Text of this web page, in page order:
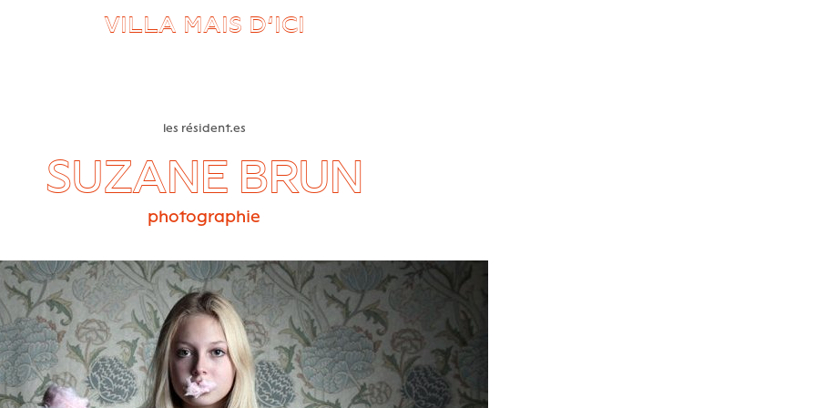
VILLA MAIS D’ICI
les résident.es
SUZANE BRUN
photographie